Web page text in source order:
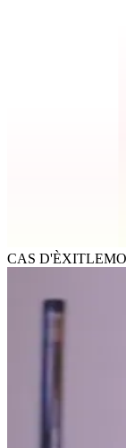
CAS D'ÈXIT